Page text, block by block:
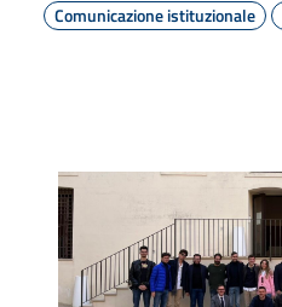
Comunicazione istituzionale